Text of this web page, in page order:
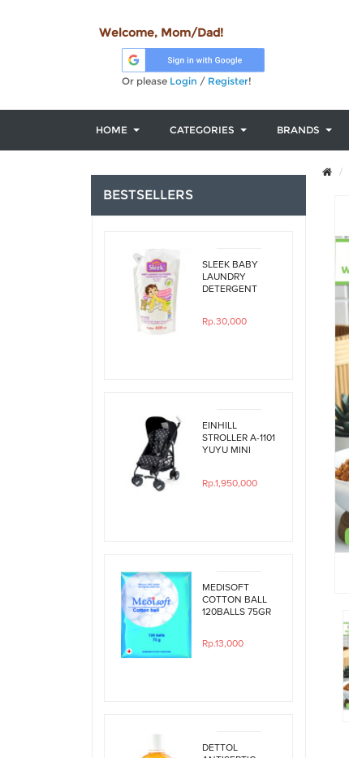
Welcome, Mom/Dad!
Or please Login / Register!
HOME CATEGORIES BRANDS
BESTSELLERS
SLEEK BABY
LAUNDRY
DETERGENT
Rp.30,000
EINHILL
STROLLER A-1101
YUYU MINI
Rp.1,950,000
MEDISOFT
COTTON BALL
120BALLS 75GR
Rp.13,000
DETTOL